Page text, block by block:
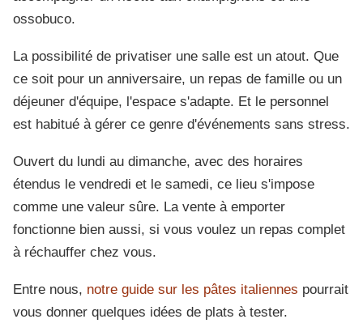
ossobuco.
La possibilité de privatiser une salle est un atout. Que
ce soit pour un anniversaire, un repas de famille ou un
déjeuner d'équipe, l'espace s'adapte. Et le personnel
est habitué à gérer ce genre d'événements sans stress.
Ouvert du lundi au dimanche, avec des horaires
étendus le vendredi et le samedi, ce lieu s'impose
comme une valeur sûre. La vente à emporter
fonctionne bien aussi, si vous voulez un repas complet
à réchauffer chez vous.
Entre nous, notre guide sur les pâtes italiennes pourrait
vous donner quelques idées de plats à tester.